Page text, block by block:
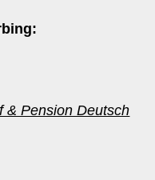
& Pension Deutsch